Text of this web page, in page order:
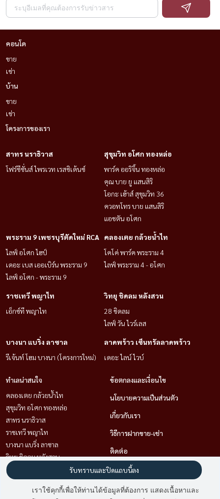
คอนโด
ขาย
เช่า
บ้าน
ขาย
เช่า
โครงการของเรา
สาทร นราธิวาส
โฟร์ซีซั่นส์ ไพรเวท เรสซิเด้นซ์
สุขุมวิท อโศก ทองหล่อ
พาร์ค ออริจิ้น ทองหล่อ
คุณ บาย ยู แสนสิริ
โอกะ เฮ้าส์ สุขุมวิท 36
ควอทโทร บาย แสนสิริ
แอชตัน อโศก
พระราม 9 เพชรบุรีตัดใหม่ RCA
ไลฟ์ อโศก ไฮป์
เดอะ เบส เออเบิร์น พระราม 9
ไลฟ์ อโศก - พระราม 9
คลองเตย กล้วยน้ำไท
โคโค่ พาร์ค พระราม 4
ไลฟ์ พระราม 4 - อโศก
ราชเทวี พญาไท
เอ็กซ์ที พญาไท
วิทยุ ชิดลม หลังสวน
28 ชิดลม
ไลฟ์ วัน ไวร์เลส
บางนา แบริ่ง ลาซาล
รีเจ้นท์ โฮม บางนา (โครงการใหม่)
ลาดพร้าว เซ็นทรัลลาดพร้าว
เดอะ ไลน์ ไวบ์
ทำเลน่าสนใจ
คลองเตย กล้วยน้ำไท
สุขุมวิท อโศก ทองหล่อ
สาทร นราธิวาส
ราชเทวี พญาไท
บางนา แบริ่ง ลาซาล
วิทยุ ชิดลม หลังสวน
พระราม 9 เพชรบุรีตัดใหม่ RCA
ลาดพร้าว เซ็นทรัลลาดพร้าว
ข้อตกลงและเงื่อนไข
นโยบายความเป็นส่วนตัว
เกี่ยวกับเรา
วิธีการฝากขาย-เช่า
ติดต่อ
เราใช้คุกกี้เพื่อให้ท่านได้ข้อมูลที่ต้องการ แสดงเนื้อหาและ
รับทราบและปิดแถบนี้ลง